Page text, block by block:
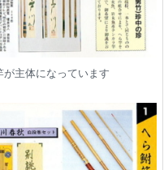
主体になっています